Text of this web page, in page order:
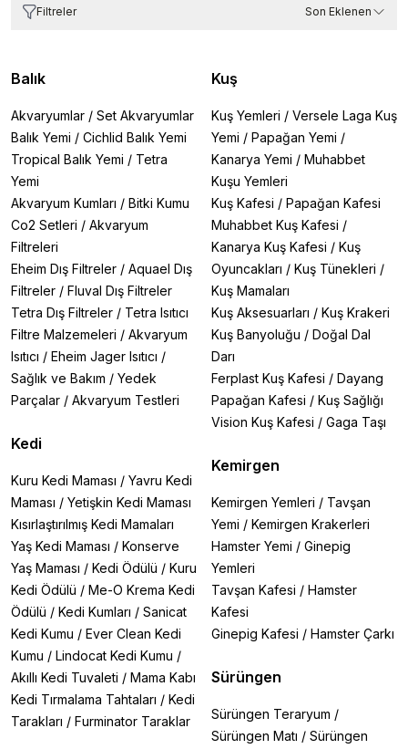
Filtreler Son Eklenen
Balık
Akvaryumlar / Set Akvaryumlar
Balık Yemi / Cichlid Balık Yemi
Tropical Balık Yemi / Tetra
Yemi
Akvaryum Kumları / Bitki Kumu
Co2 Setleri / Akvaryum
Filtreleri
Eheim Dış Filtreler / Aquael Dış
Filtreler / Fluval Dış Filtreler
Tetra Dış Filtreler / Tetra Isıtıcı
Filtre Malzemeleri / Akvaryum
Isıtıcı / Eheim Jager Isıtıcı /
Sağlık ve Bakım / Yedek
Parçalar / Akvaryum Testleri
Kedi
Kuru Kedi Maması / Yavru Kedi
Maması / Yetişkin Kedi Maması
Kısırlaştırılmış Kedi Mamaları
Yaş Kedi Maması / Konserve
Yaş Maması / Kedi Ödülü / Kuru
Kedi Ödülü / Me-O Krema Kedi
Ödülü / Kedi Kumları / Sanicat
Kedi Kumu / Ever Clean Kedi
Kumu / Lindocat Kedi Kumu /
Akıllı Kedi Tuvaleti / Mama Kabı
Kedi Tırmalama Tahtaları / Kedi
Tarakları / Furminator Taraklar
Kuş
Kuş Yemleri / Versele Laga Kuş
Yemi / Papağan Yemi /
Kanarya Yemi / Muhabbet
Kuşu Yemleri
Kuş Kafesi / Papağan Kafesi
Muhabbet Kuş Kafesi /
Kanarya Kuş Kafesi / Kuş
Oyuncakları / Kuş Tünekleri /
Kuş Mamaları
Kuş Aksesuarları / Kuş Krakeri
Kuş Banyoluğu / Doğal Dal
Darı
Ferplast Kuş Kafesi / Dayang
Papağan Kafesi / Kuş Sağlığı
Vision Kuş Kafesi / Gaga Taşı
Kemirgen
Kemirgen Yemleri / Tavşan
Yemi / Kemirgen Krakerleri
Hamster Yemi / Ginepig
Yemleri
Tavşan Kafesi / Hamster
Kafesi
Ginepig Kafesi / Hamster Çarkı
Sürüngen
Sürüngen Teraryum /
Sürüngen Matı / Sürüngen